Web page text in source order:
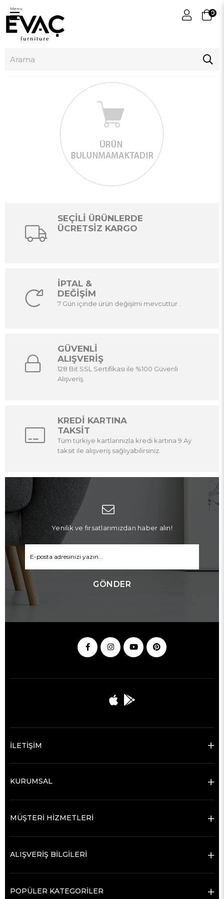
0
Menu
SEÇİLİ ÜRÜNLERDE
ÜCRETSİZ KARGO
İPTAL &
DEĞİŞİM
7 Gün içinde ürün değişimi mevcuttur .
GÜVENLİ
ALIŞVERİŞ
128 Bit SSL Sertifikası ile %100 Güvenli
Alışveriş.
KREDİ KARTINA
TAKSİT
Tüm türkiye kartlarınızla kredi kartına 9 Ay
taksit ile alışveriş sağlıyabilirsiniz.
Yenilik ve fırsatlarımızdan haber alın!
GÖNDER
İLETİŞİM
KURUMSAL
MÜŞTERİ HİZMETLERİ
ALIŞVERİŞ BİLGİLERİ
POPÜLER KATEGORİLER